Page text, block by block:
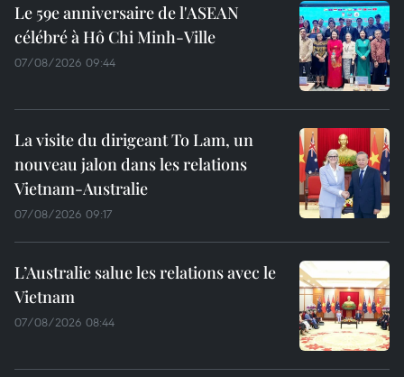
Le 59e anniversaire de l'ASEAN
célébré à Hô Chi Minh-Ville
07/08/2026 09:44
La visite du dirigeant To Lam, un
nouveau jalon dans les relations
Vietnam-Australie
07/08/2026 09:17
L’Australie salue les relations avec le
Vietnam
07/08/2026 08:44